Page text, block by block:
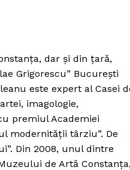
dar şi din ţară,
Grigorescu” Bucureşti
este expert al Casei
imagologie,
premiul Academiei
modernităţii târziu”. De
Din 2008, unul dintre
de Artă